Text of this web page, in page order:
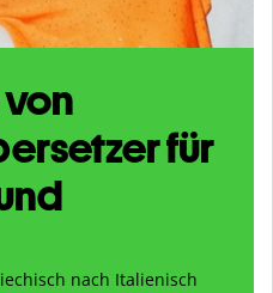
für
nach Italienisch